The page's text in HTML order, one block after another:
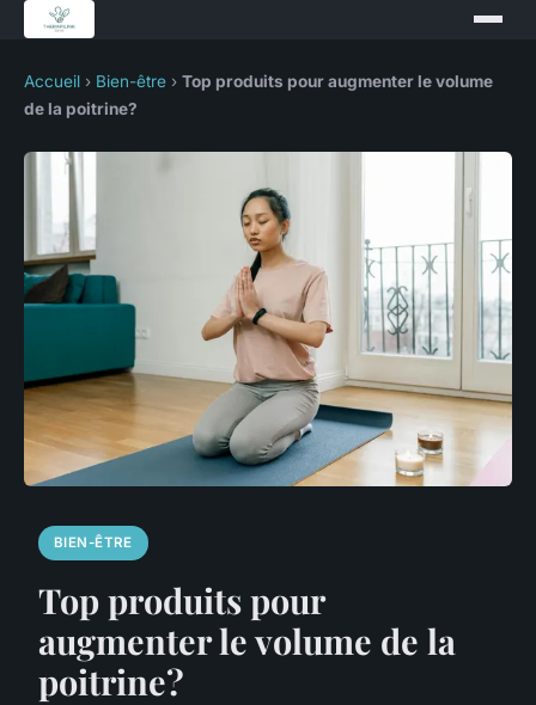
Accueil › Bien-être › Top produits pour augmenter le volume
de la poitrine?
BIEN-ÊTRE
Top produits pour
augmenter le volume de la
poitrine?